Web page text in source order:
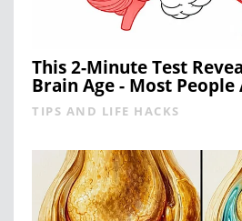
This 2-Minute Test
Brain Age - Most People
TIPS AND LIFE HACKS